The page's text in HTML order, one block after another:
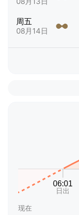
周五
08月14日
现在